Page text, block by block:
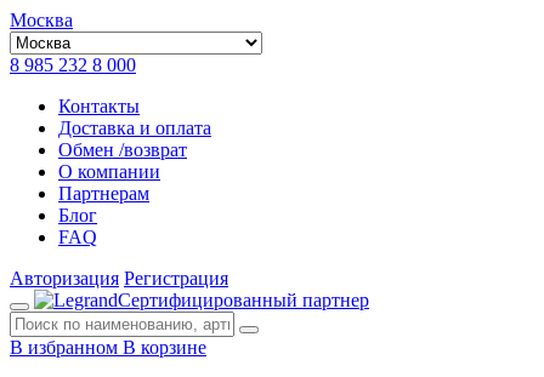
Москва
8 985 232 8 000
Контакты
Доставка и оплата
Обмен /возврат
О компании
Партнерам
Блог
FAQ
Авторизация Регистрация
Сертифицированный партнер
В избранном В корзине